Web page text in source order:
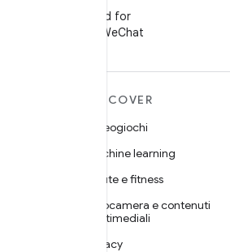
Segui Android for
Developers su WeChat
DISCOVER
Videogiochi
Machine learning
Salute e fitness
Fotocamera e contenuti
multimediali
Privacy